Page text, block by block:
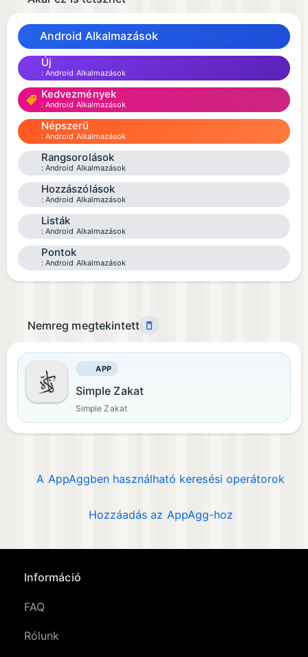
Android Alkalmazások
Új
Android Alkalmazások
Kedvezmények
Android Alkalmazások
Népszerű
Android Alkalmazások
Rangsorolások
Android Alkalmazások
Hozzászólások
Android Alkalmazások
Listák
Android Alkalmazások
Pontok
Android Alkalmazások
Nemreg megtekintett
APP
Simple Zakat
Simple Zakat
A AppAggben használható keresési operátorok
Hozzáadás az AppAgg-hoz
Információ
FAQ
Rólunk